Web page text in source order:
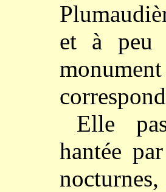
et à peu
Elle
hantée